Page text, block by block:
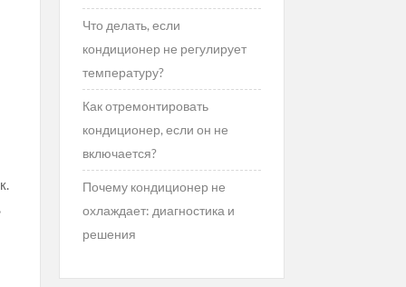
Что делать, если
кондиционер не регулирует
температуру?
Как отремонтировать
кондиционер, если он не
включается?
Почему кондиционер не
охлаждает: диагностика и
решения